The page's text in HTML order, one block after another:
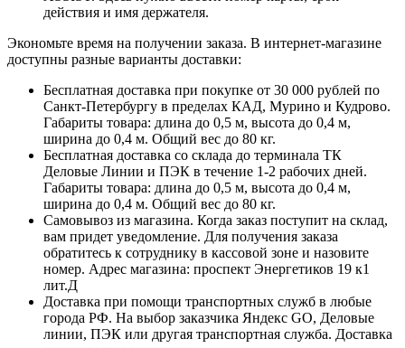
действия и имя держателя.
Экономьте время на получении заказа. В интернет-магазине
доступны разные варианты доставки:
Бесплатная доставка при покупке от 30 000 рублей по
Санкт-Петербургу в пределах КАД, Мурино и Кудрово.
Габариты товара: длина до 0,5 м, высота до 0,4 м,
ширина до 0,4 м. Общий вес до 80 кг.
Бесплатная доставка со склада до терминала ТК
Деловые Линии и ПЭК в течение 1-2 рабочих дней.
Габариты товара: длина до 0,5 м, высота до 0,4 м,
ширина до 0,4 м. Общий вес до 80 кг.
Самовывоз из магазина. Когда заказ поступит на склад,
вам придет уведомление. Для получения заказа
обратитесь к сотруднику в кассовой зоне и назовите
номер. Адрес магазина: проспект Энергетиков 19 к1
лит.Д
Доставка при помощи транспортных служб в любые
города РФ. На выбор заказчика Яндекс GO, Деловые
линии, ПЭК или другая транспортная служба. Доставка